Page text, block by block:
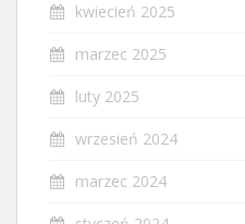
kwiecień 2025
marzec 2025
luty 2025
wrzesień 2024
marzec 2024